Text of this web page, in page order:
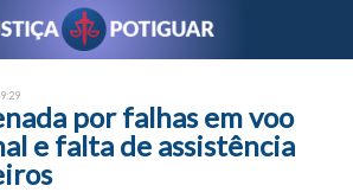
por falhas em voo
e falta de assistência